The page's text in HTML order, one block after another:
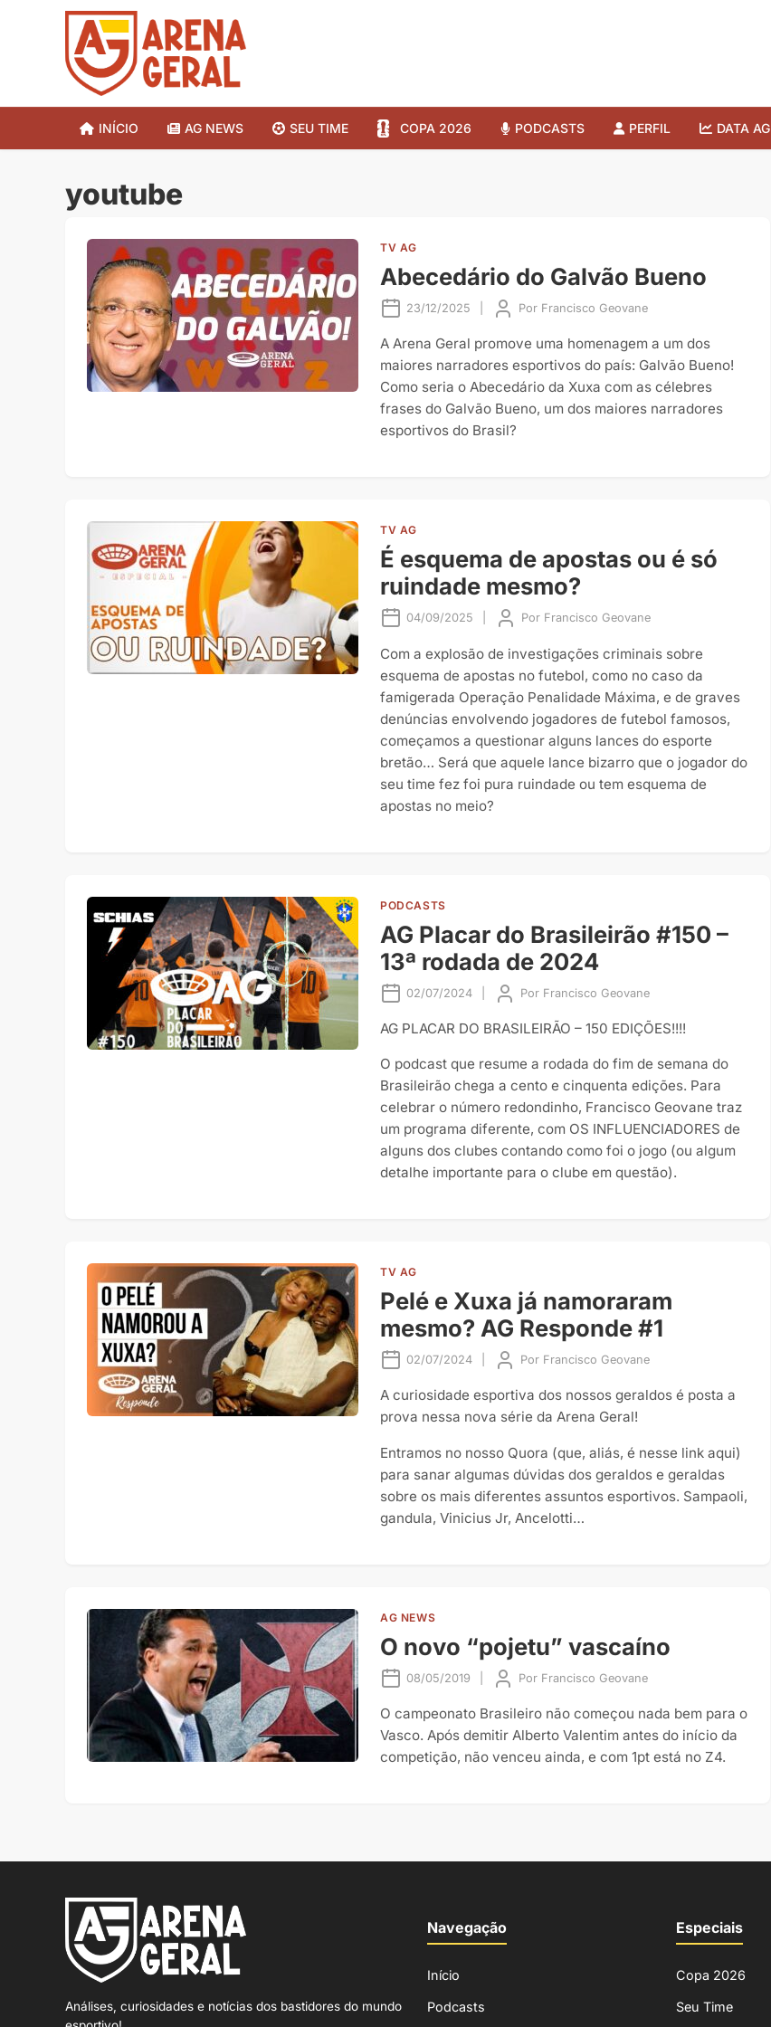
INÍCIO AG NEWS SEU TIME COPA 2026 PODCASTS PERFIL DATA AG
youtube
TV AG
Abecedário do Galvão Bueno
23/12/2025 Por Francisco Geovane
A Arena Geral promove uma homenagem a um dos
maiores narradores esportivos do país: Galvão Bueno!
Como seria o Abecedário da Xuxa com as célebres
frases do Galvão Bueno, um dos maiores narradores
esportivos do Brasil?
TV AG
É esquema de apostas ou é só
ruindade mesmo?
04/09/2025 Por Francisco Geovane
Com a explosão de investigações criminais sobre
esquema de apostas no futebol, como no caso da
famigerada Operação Penalidade Máxima, e de graves
denúncias envolvendo jogadores de futebol famosos,
começamos a questionar alguns lances do esporte
bretão… Será que aquele lance bizarro que o jogador do
seu time fez foi pura ruindade ou tem esquema de
apostas no meio?
PODCASTS
AG Placar do Brasileirão #150 –
13ª rodada de 2024
02/07/2024 Por Francisco Geovane
AG PLACAR DO BRASILEIRÃO – 150 EDIÇÕES!!!!
O podcast que resume a rodada do fim de semana do
Brasileirão chega a cento e cinquenta edições. Para
celebrar o número redondinho, Francisco Geovane traz
um programa diferente, com OS INFLUENCIADORES de
alguns dos clubes contando como foi o jogo (ou algum
detalhe importante para o clube em questão).
TV AG
Pelé e Xuxa já namoraram
mesmo? AG Responde #1
02/07/2024 Por Francisco Geovane
A curiosidade esportiva dos nossos geraldos é posta a
prova nessa nova série da Arena Geral!
Entramos no nosso Quora (que, aliás, é nesse link aqui)
para sanar algumas dúvidas dos geraldos e geraldas
sobre os mais diferentes assuntos esportivos. Sampaoli,
gandula, Vinicius Jr, Ancelotti…
AG NEWS
O novo “pojetu” vascaíno
08/05/2019 Por Francisco Geovane
O campeonato Brasileiro não começou nada bem para o
Vasco. Após demitir Alberto Valentim antes do início da
competição, não venceu ainda, e com 1pt está no Z4.
Análises, curiosidades e notícias dos bastidores do mundo
Navegação
Início
Podcasts
Especiais
Copa 2026
Seu Time